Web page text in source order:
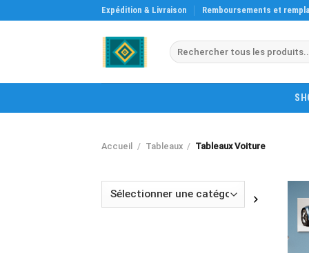
to
Expédition & Livraison Remboursements et
Recherche
pour :
Accueil / Tableaux / Tableaux Voiture
Sélectionner